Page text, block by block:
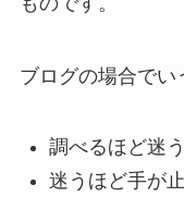
ブログの場合でい
調べるほど迷う
迷うほど手が